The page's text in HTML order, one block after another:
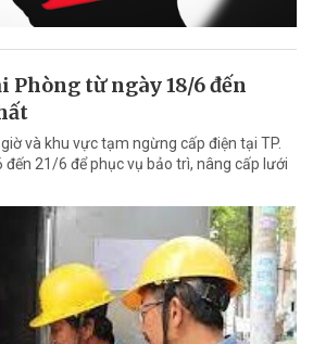
Phòng từ ngày 18/6 đến
và khu vực tạm ngừng cấp điện tại TP.
21/6 để phục vụ bảo trì, nâng cấp lưới